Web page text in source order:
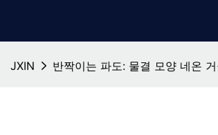
JXIN 반짝이는 파도: 물결 모양 네온